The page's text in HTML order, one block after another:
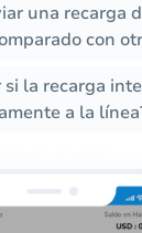
una recarga
con
si la recarga
a la